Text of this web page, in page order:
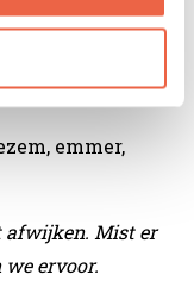
emmer,
afwijken. Mist er
we ervoor.